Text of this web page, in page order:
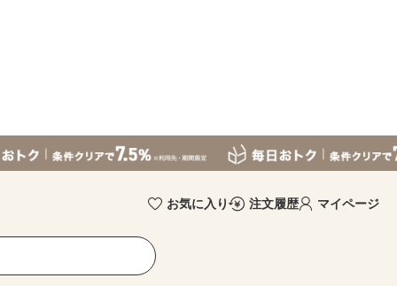
お気に入り 注文履歴 マイページ